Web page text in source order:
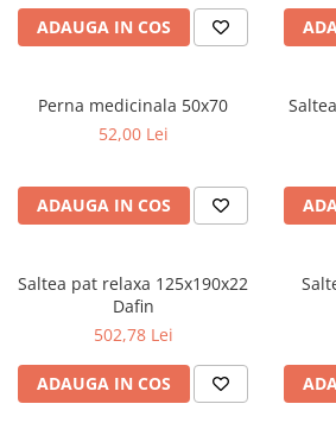
ADAUGA IN COS
Perna medicinala 50x70
52,00 Lei
ADAUGA IN COS
Saltea pat relaxa 125x190x22
Dafin
502,78 Lei
ADAUGA IN COS